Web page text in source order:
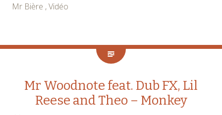
Mr Bière , Vidéo
Mr Woodnote feat. Dub FX, Lil
Reese and Theo – Monkey